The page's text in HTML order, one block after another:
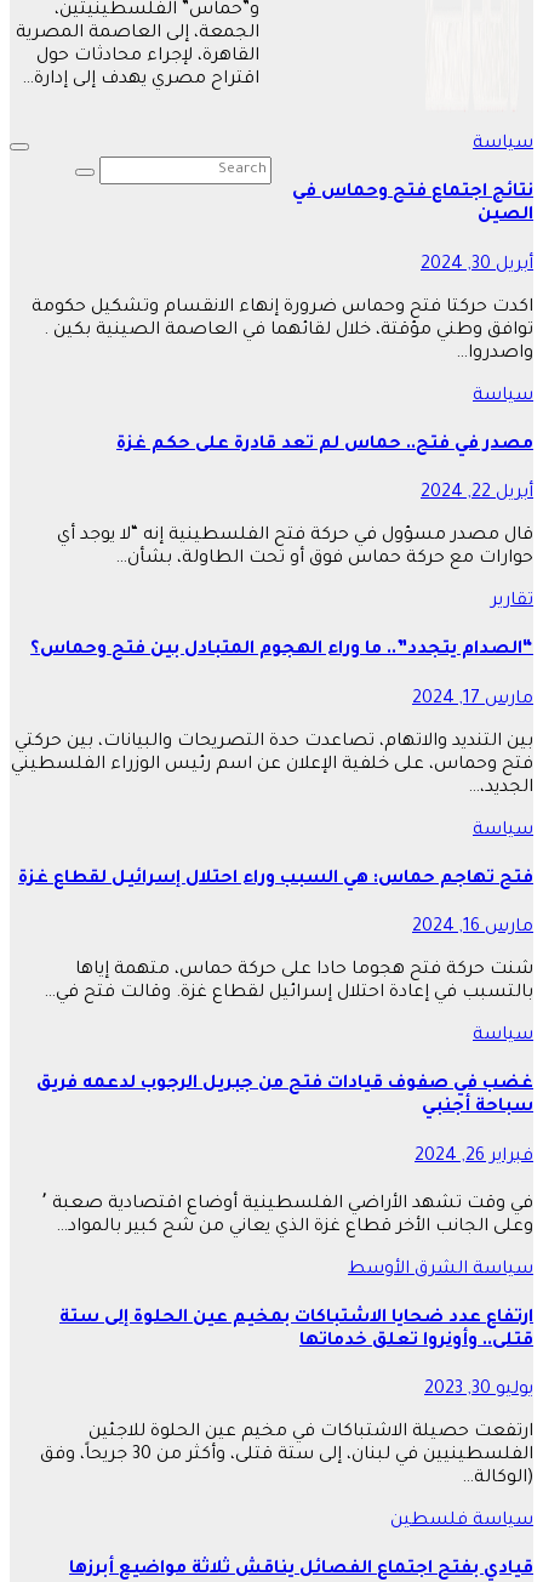
و”حماس” الفلسطينيتين،
الجمعة، إلى العاصمة المصرية
القاهرة، لإجراء محادثات حول
اقتراح مصري يهدف إلى إدارة…
سياسة
نتائج اجتماع فتح وحماس في
الصين
أبريل 30, 2024
اكدت حركتا فتح وحماس ضرورة إنهاء الانقسام وتشكيل حكومة
توافق وطني مؤقتة، خلال لقائهما في العاصمة الصينية بكين .
واصدروا…
سياسة
مصدر في فتح.. حماس لم تعد قادرة على حكم غزة
أبريل 22, 2024
قال مصدر مسؤول في حركة فتح الفلسطينية إنه “لا يوجد أي
حوارات مع حركة حماس فوق أو تحت الطاولة، بشأن…
تقارير
“الصدام يتجدد”.. ما وراء الهجوم المتبادل بين فتح وحماس؟
مارس 17, 2024
بين التنديد والاتهام، تصاعدت حدة التصريحات والبيانات، بين حركتي
فتح وحماس، على خلفية الإعلان عن اسم رئيس الوزراء الفلسطيني
الجديد،…
سياسة
فتح تهاجم حماس: هي السبب وراء احتلال إسرائيل لقطاع غزة
مارس 16, 2024
شنت حركة فتح هجوما حادا على حركة حماس، متهمة إياها
بالتسبب في إعادة احتلال إسرائيل لقطاع غزة. وقالت فتح في…
سياسة
غضب في صفوف قيادات فتح من جبريل الرجوب لدعمه فريق
سباحة أجنبي
فبراير 26, 2024
وعلى الجانب الأخر قطاع غزة الذي يعاني من شح كبير بالمواد…
سياسةالشرق الأوسط
ارتفاع عدد ضحايا الاشتباكات بمخيم عين الحلوة إلى ستة
قتلى.. وأونروا تعلق خدماتها
يوليو 30, 2023
ارتفعت حصيلة الاشتباكات في مخيم عين الحلوة للاجئين
الفلسطينيين في لبنان، إلى ستة قتلى، وأكثر من 30 جريحاً، وفق
(الوكالة…
سياسةفلسطين
قيادي بفتح اجتماع الفصائل يناقش ثلاثة مواضيع أبرزها